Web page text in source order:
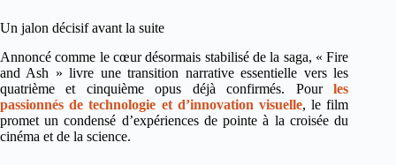
Un jalon décisif avant la suite
Annoncé comme le cœur désormais stabilisé de la saga, « Fire
and Ash » livre une transition narrative essentielle vers les
quatrième et cinquième opus déjà confirmés. Pourles
passionnés de technologie et d’innovation visuelle, le film
promet un condensé d’expériences de pointe à la croisée du
cinéma et de la science.